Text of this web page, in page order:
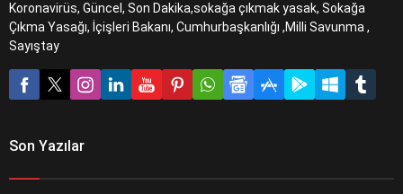
Koronavirüs, Güncel, Son Dakika,sokağa çıkmak yasak, Sokağa
Çıkma Yasağı, İçişleri Bakanı, Cumhurbaşkanlığı ,Milli Savunma ,
Sayıştay
Son Yazılar